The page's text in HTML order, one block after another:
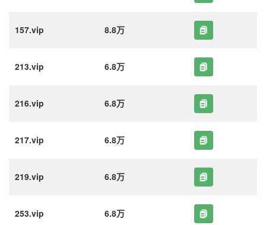
157.vip 8.8万
213.vip 6.8万
216.vip 6.8万
217.vip 6.8万
219.vip 6.8万
253.vip 6.8万